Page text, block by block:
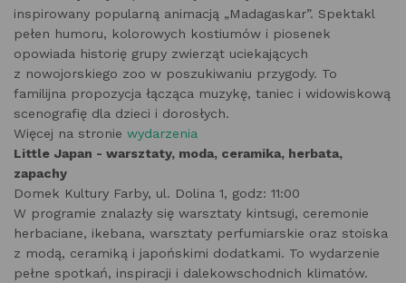
inspirowany popularną animacją „Madagaskar”. Spektakl
pełen humoru, kolorowych kostiumów i piosenek
opowiada historię grupy zwierząt uciekających
z nowojorskiego zoo w poszukiwaniu przygody. To
familijna propozycja łącząca muzykę, taniec i widowiskową
scenografię dla dzieci i dorosłych.
Więcej na stronie wydarzenia
Little Japan - warsztaty, moda, ceramika, herbata,
zapachy
Domek Kultury Farby, ul. Dolina 1, godz: 11:00
W programie znalazły się warsztaty kintsugi, ceremonie
herbaciane, ikebana, warsztaty perfumiarskie oraz stoiska
z modą, ceramiką i japońskimi dodatkami. To wydarzenie
pełne spotkań, inspiracji i dalekowschodnich klimatów.